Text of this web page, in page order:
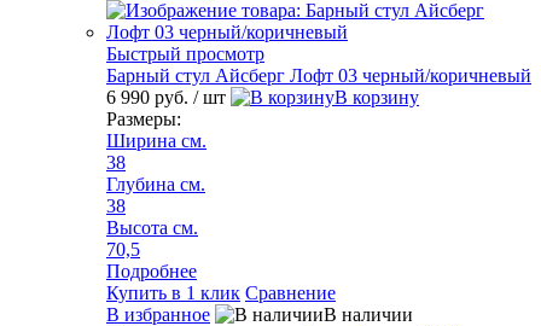
Быстрый просмотр
Барный стул Айсберг Лофт 03 черный/коричневый
6 990 руб. / шт
В корзину
Размеры:
Ширина см.
38
Глубина см.
38
Высота см.
70,5
Подробнее
Купить в 1 клик Сравнение
В избранное
В наличии